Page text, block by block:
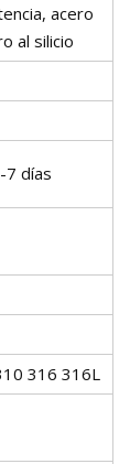
acero
al silicio
7 días
316 316L